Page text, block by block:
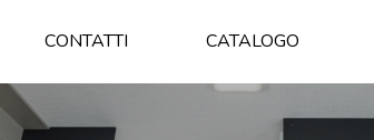
CONTATTI CATALOGO